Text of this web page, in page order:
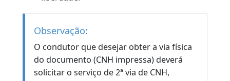
O condutor não pode estar com processo
administrativo em andamento que impeça
a renovação.
A última CNH não pode estar com validade